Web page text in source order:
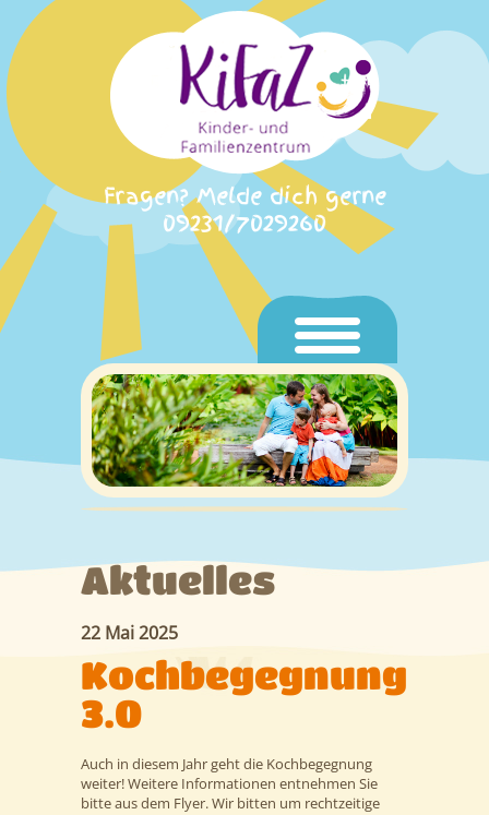
Fragen? Melde dich gerne
09231/7029260
Home
Aktuelles
Unser KiFaZ
Informationen
Kontakt
Aktuelles
22 Mai 2025
Kochbegegnung
3.0
Auch in diesem Jahr geht die Kochbegegnung
weiter! Weitere Informationen entnehmen Sie
bitte aus dem Flyer. Wir bitten um rechtzeitige